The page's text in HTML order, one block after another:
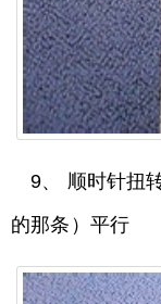
9、 顺时针扭
的那条）平行